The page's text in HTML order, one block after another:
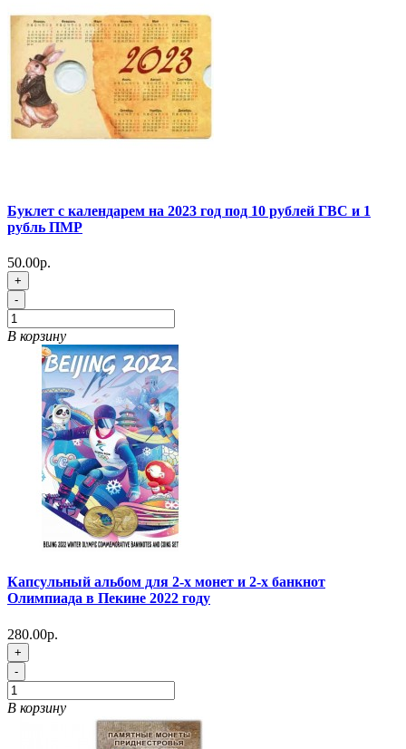
Буклет с календарем на 2023 год под 10 рублей ГВС и 1
рубль ПМР
50.00р.
+
-
В корзину
Капсульный альбом для 2-х монет и 2-х банкнот
Олимпиада в Пекине 2022 году
280.00р.
+
-
В корзину